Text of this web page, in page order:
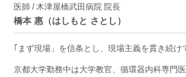
医師 / 木津屋橋武田病院 院長
橋本 惠（はしもと さとし）
｢まず現場」を信条とし、現場主義を貫き続け
京都大学勤務中は大学教官、循環器内科専門